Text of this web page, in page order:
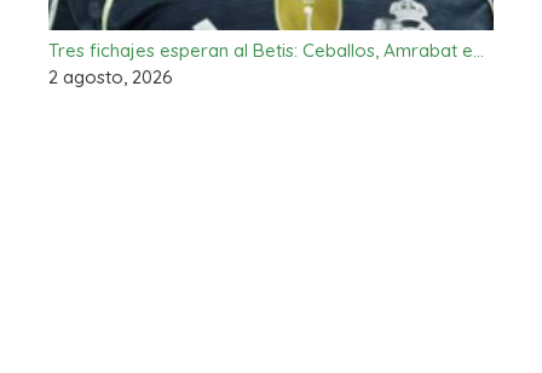
Tres fichajes esperan al Betis: Ceballos, Amrabat e…
2 agosto, 2026